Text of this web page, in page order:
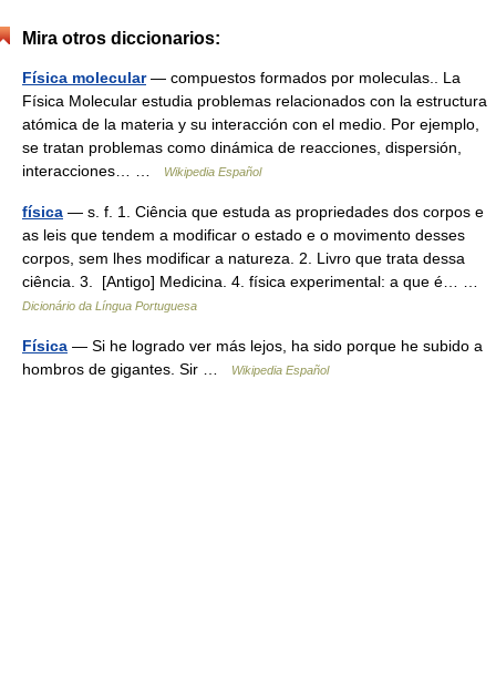
Mira otros diccionarios:
Física molecular— compuestos formados por moleculas.. La
Física Molecular estudia problemas relacionados con la estructura
atómica de la materia y su interacción con el medio. Por ejemplo,
se tratan problemas como dinámica de reacciones, dispersión,
interacciones… …
Wikipedia Español
física — s. f. 1. Ciência que estuda as propriedades dos corpos e
as leis que tendem a modificar o estado e o movimento desses
corpos, sem lhes modificar a natureza. 2. Livro que trata dessa
ciência. 3. [Antigo] Medicina. 4. física experimental: a que é… …
Dicionário da Língua Portuguesa
Física — Si he logrado ver más lejos, ha sido porque he subido a
hombros de gigantes. Sir …
Wikipedia Español